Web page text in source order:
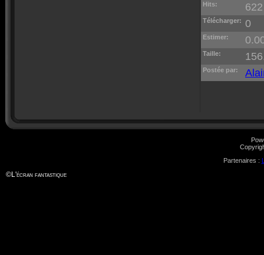
Hits: 622
Télécharger: 0
Estimer:
Taille:
Postée par:
Partenaires :
©L'écran fantastique